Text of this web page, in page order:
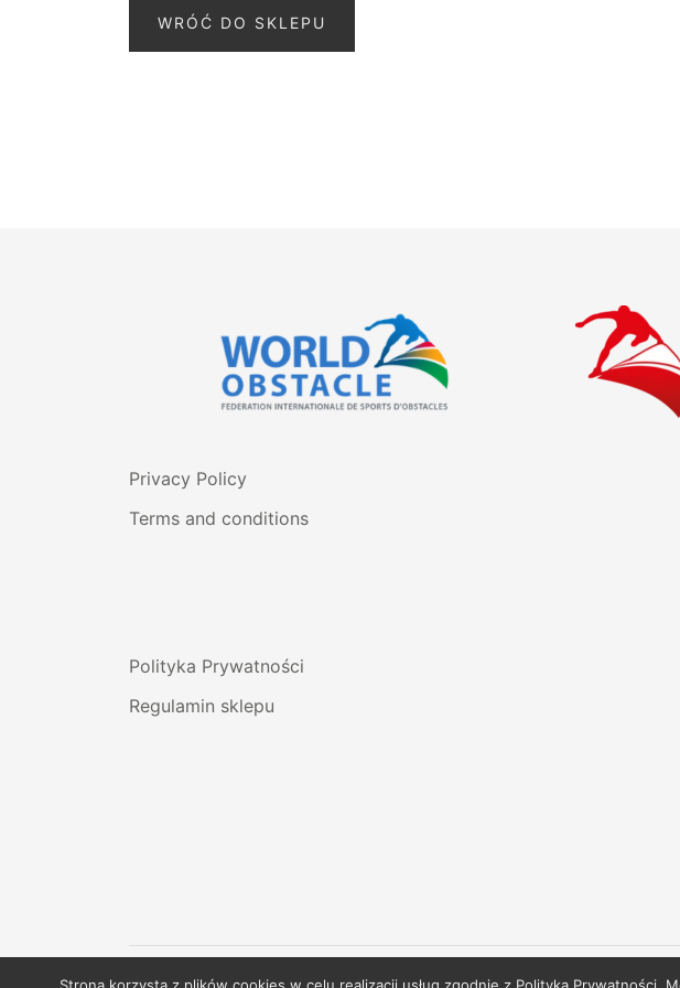
WRÓĆ DO SKLEPU
Privacy Policy
Terms and conditions
Polityka Prywatności
Regulamin sklepu